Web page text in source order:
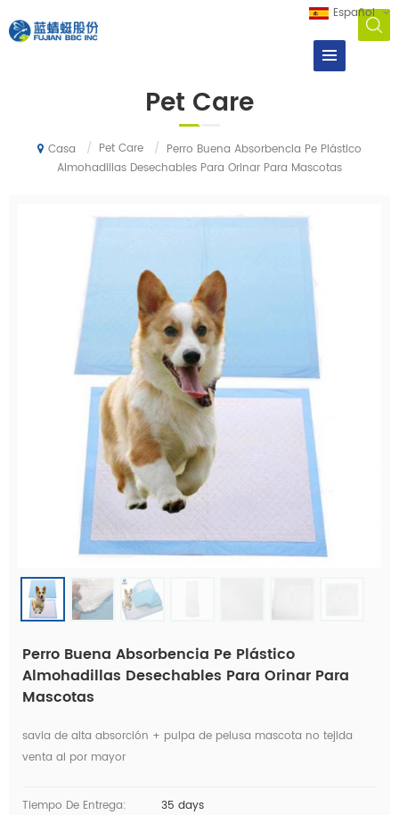
Español
Pet Care
Casa / Pet Care / Perro Buena Absorbencia Pe Plástico
Almohadillas Desechables Para Orinar Para Mascotas
Perro Buena Absorbencia Pe Plástico
Almohadillas Desechables Para Orinar Para
Mascotas
savia de alta absorción + pulpa de pelusa mascota no tejida
venta al por mayor
Tiempo De Entrega:
35 days